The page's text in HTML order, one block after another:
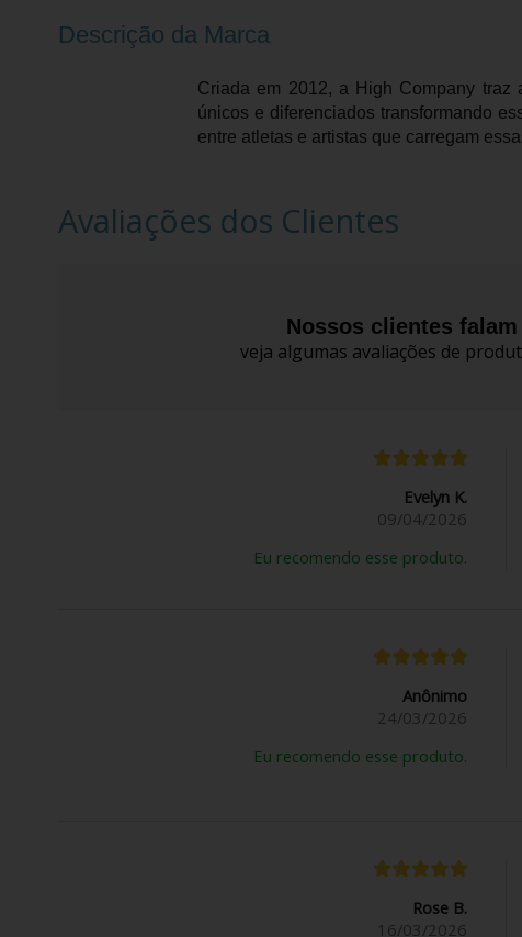
Descrição da Marca
Criada em 2012, a High Company traz
únicos e diferenciados transformando
entre atletas e artistas que carregam
Avaliações dos Clientes
Nossos clientes
veja algumas avaliações de
Evelyn K.
09/04/2026
Eu recomendo esse produto.
Anônimo
24/03/2026
Eu recomendo esse produto.
Rose B.
16/03/2026